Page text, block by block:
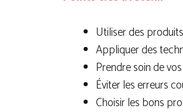
Utiliser des
Appliquer des
Prendre soin de
Éviter les erreurs
Choisir les bons